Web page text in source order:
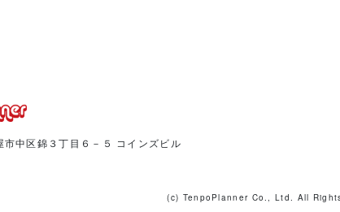
中区錦３丁目６－５ コインズビル
(c) TenpoPlanner Co., Ltd. All